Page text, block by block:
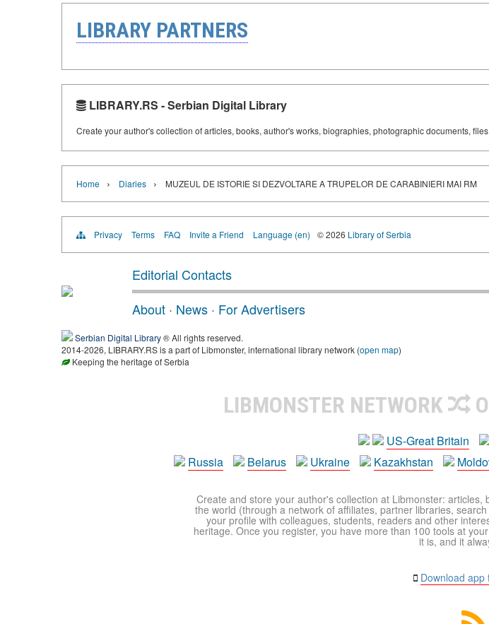
LIBRARY PARTNERS
LIBRARY.RS - Serbian Digital Library
Create your author's collection of articles, books, author's works, biographies, photographic documents,
Home › Diaries › MUZEUL DE ISTORIE SI DEZVOLTARE A TRUPELOR DE CARABINIERI MAI RM
Privacy Terms FAQ Invite a Friend Language (en) © 2026 Library of Serbia
Editorial Contacts
About · News · For Advertisers
Serbian Digital Library® All rights reserved.
2014-2026, LIBRARY.RS is a part of Libmonster, international library network (open map)
Keeping the heritage of Serbia
LIBMONSTER NETWORK
US-Great Britain
Russia
Belarus Ukraine Kazakhstan
Create and store your author's collection at Libmonster:
the world (through a network of affiliates, partner libraries,
your profile with colleagues, students, readers and other
heritage. Once you register, you have more than 100 tools at
it is, and it
Download app